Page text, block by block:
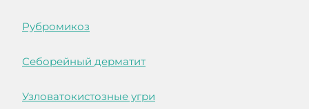
Рубромикоз
Себорейный дерматит
Узловатокистозные угри